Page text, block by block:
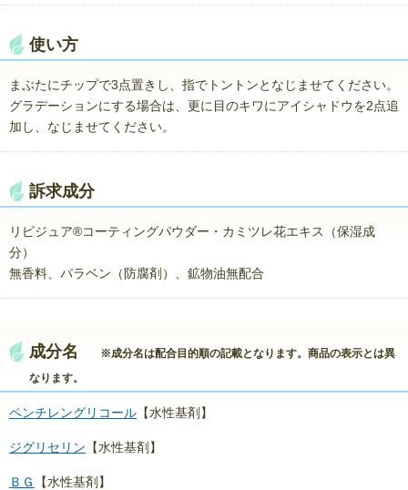
使い方
まぶたにチップで3点置きし、指でトントンとなじませてください。
グラデーションにする場合は、更に目のキワにアイシャドウを2点追
加し、なじませてください。
訴求成分
リピジュア®コーティングパウダー・カミツレ花エキス（保湿成
分）
無香料、パラベン（防腐剤）、鉱物油無配合
成分名
※成分名は配合目的順の記載となります。商品の表示とは異
なります。
ペンチレングリコール 【水性基剤】
ジグリセリン 【水性基剤】
ＢＧ 【水性基剤】